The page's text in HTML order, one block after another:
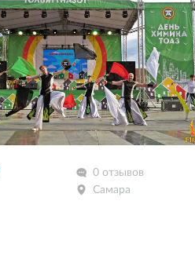
0 отзывов
Самара